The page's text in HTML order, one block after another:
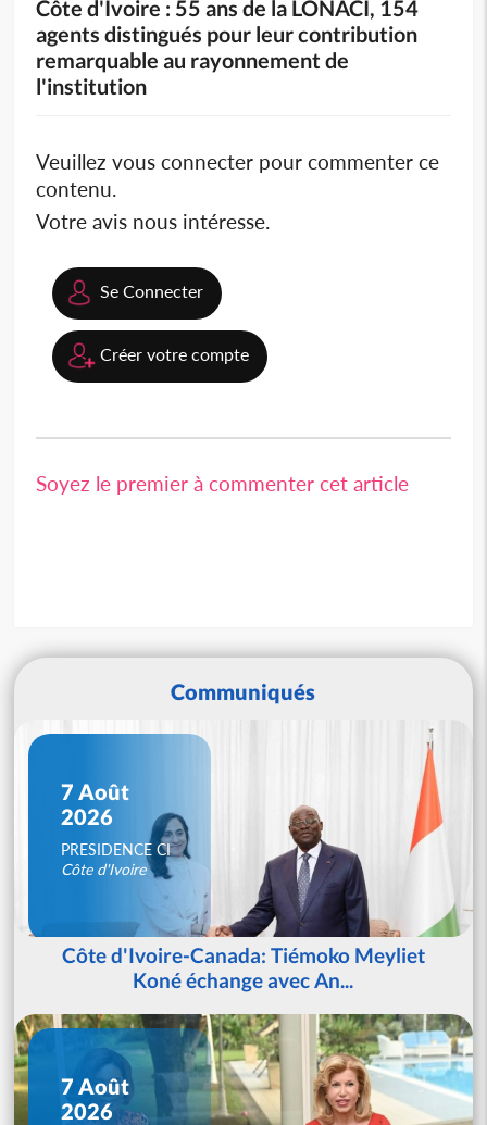
Côte d'Ivoire : 55 ans de la LONACI, 154
agents distingués pour leur contribution
remarquable au rayonnement de
l'institution
Veuillez vous connecter pour commenter ce
contenu.
Votre avis nous intéresse.
Se Connecter
Créer votre compte
Soyez le premier à commenter cet article
Communiqués
7 Août
2026
PRESIDENCE CI
Côte d'Ivoire
Côte d'Ivoire-Canada: Tiémoko Meyliet
Koné échange avec An...
7 Août
2026